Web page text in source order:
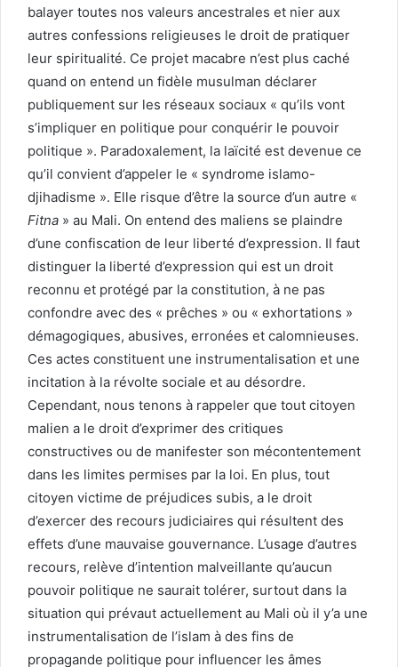
balayer toutes nos valeurs ancestrales et nier aux
autres confessions religieuses le droit de pratiquer
leur spiritualité. Ce projet macabre n’est plus caché
quand on entend un fidèle musulman déclarer
publiquement sur les réseaux sociaux « qu’ils vont
s’impliquer en politique pour conquérir le pouvoir
politique ». Paradoxalement, la laïcité est devenue ce
qu’il convient d’appeler le « syndrome islamo-
djihadisme ». Elle risque d’être la source d’un autre «
Fitna » au Mali. On entend des maliens se plaindre
d’une confiscation de leur liberté d’expression. Il faut
distinguer la liberté d’expression qui est un droit
reconnu et protégé par la constitution, à ne pas
confondre avec des « prêches » ou « exhortations »
démagogiques, abusives, erronées et calomnieuses.
Ces actes constituent une instrumentalisation et une
incitation à la révolte sociale et au désordre.
Cependant, nous tenons à rappeler que tout citoyen
malien a le droit d’exprimer des critiques
constructives ou de manifester son mécontentement
dans les limites permises par la loi. En plus, tout
citoyen victime de préjudices subis, a le droit
d’exercer des recours judiciaires qui résultent des
effets d’une mauvaise gouvernance. L’usage d’autres
recours, relève d’intention malveillante qu’aucun
pouvoir politique ne saurait tolérer, surtout dans la
situation qui prévaut actuellement au Mali où il y’a une
instrumentalisation de l’islam à des fins de
propagande politique pour influencer les âmes